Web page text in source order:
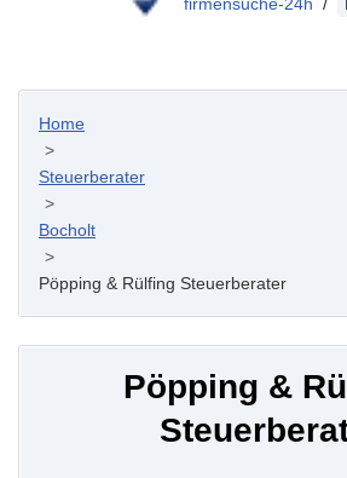
firmensuche-24h
Home
>
Steuerberater
>
Bocholt
>
Pöpping & Rülfing Steuerberater
Pöpping &